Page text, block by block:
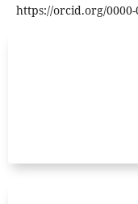
https://orcid.org/0000-